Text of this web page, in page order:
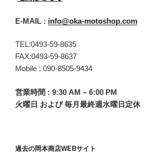
E-MAIL : info@oka-motoshop.com
TEL:0493-59-8635
FAX:0493-59-8637
Mobile : 090-8505-9434
営業時間 : 9:30 AM – 6:00 PM
火曜日 および 毎月最終週水曜日定休
過去の岡本商店WEBサイト